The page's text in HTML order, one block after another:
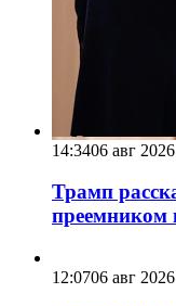
14:3406 авг 2026
Трамп
преемником
12:0706 авг 2026